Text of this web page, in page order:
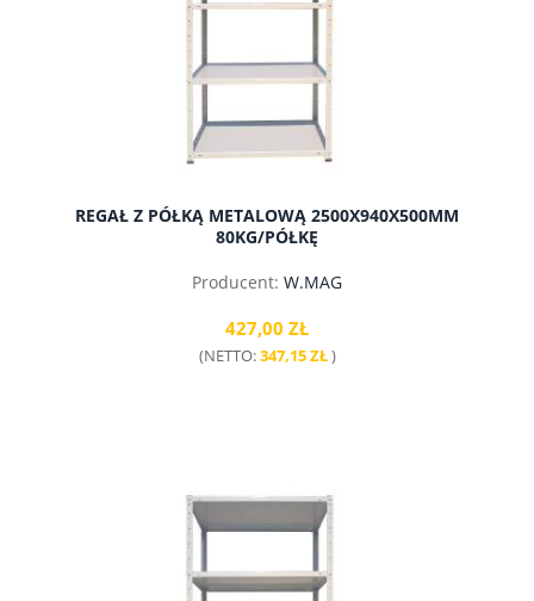
REGAŁ Z PÓŁKĄ METALOWĄ 2500X940X500MM
80KG/PÓŁKĘ
Producent: W.MAG
427,00 ZŁ
(NETTO:347,15 ZŁ)
do koszyka